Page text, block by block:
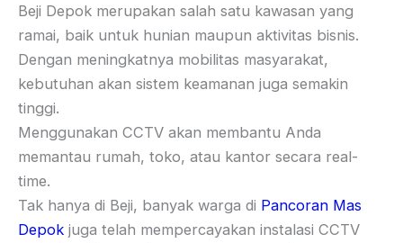
Beji Depok merupakan salah satu kawasan yang
ramai, baik untuk hunian maupun aktivitas bisnis.
Dengan meningkatnya mobilitas masyarakat,
kebutuhan akan sistem keamanan juga semakin
tinggi.
Menggunakan CCTV akan membantu Anda
memantau rumah, toko, atau kantor secara real-
time.
Tak hanya di Beji, banyak warga di Pancoran Mas
Depok juga telah mempercayakan instalasi CCTV